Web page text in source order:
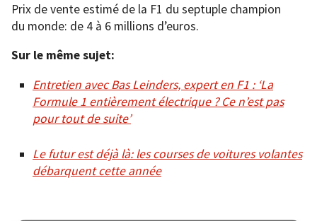
Prix de vente estimé de la F1 du septuple champion
du monde: de 4 à 6 millions d’euros.
Sur le même sujet:
Entretien avec Bas Leinders, expert en F1 : ‘La
Formule 1 entièrement électrique ? Ce n’est pas
pour tout de suite’
Le futur est déjà là: les courses de voitures volantes
débarquent cette année